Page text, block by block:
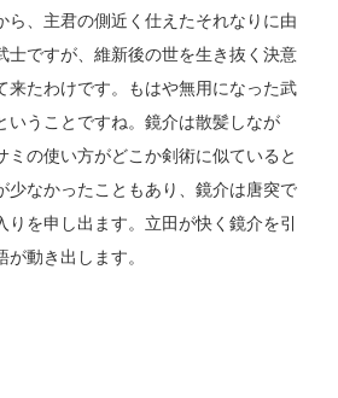
ら、主君の側近く仕えたそれなりに由
士ですが、維新後の世を生き抜く決意
来たわけです。もはや無用になった武
いうことですね。鏡介は散髪しなが
ミの使い方がどこか剣術に似ていると
少なかったこともあり、鏡介は唐突で
りを申し出ます。立田が快く鏡介を引
動き出します。